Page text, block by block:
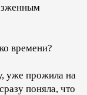
времени?
уже прожила на
поняла, что